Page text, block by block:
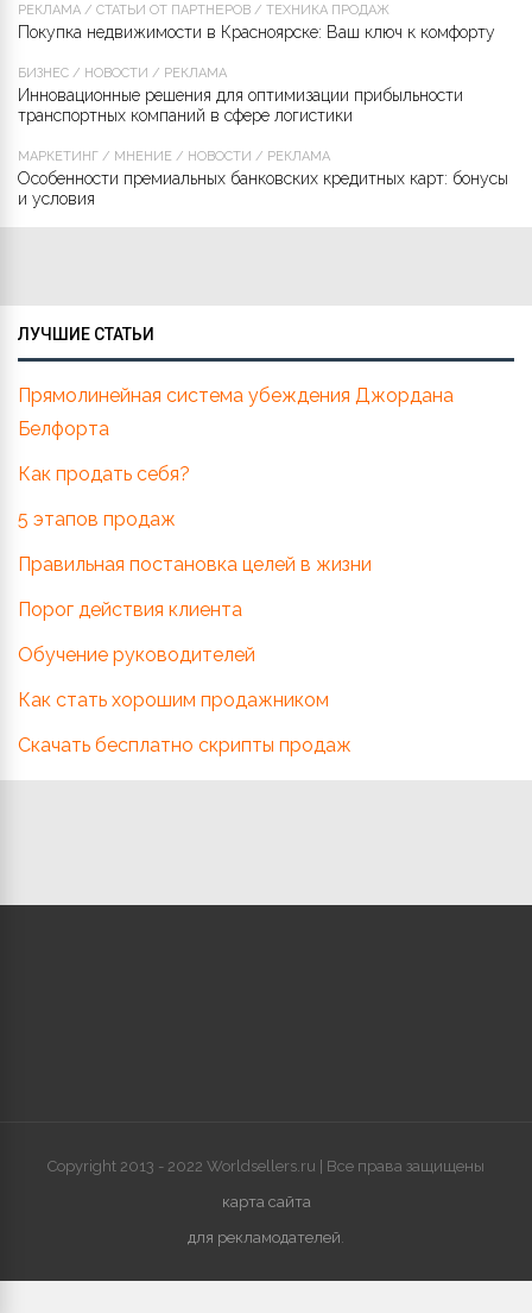
РЕКЛАМА / СТАТЬИ ОТ ПАРТНЁРОВ / ТЕХНИКА ПРОДАЖ
Покупка недвижимости в Красноярске: Ваш ключ к комфорту
БИЗНЕС / НОВОСТИ / РЕКЛАМА
Инновационные решения для оптимизации прибыльности
транспортных компаний в сфере логистики
МАРКЕТИНГ / МНЕНИЕ / НОВОСТИ / РЕКЛАМА
Особенности премиальных банковских кредитных карт: бонусы
и условия
ЛУЧШИЕ СТАТЬИ
Прямолинейная система убеждения Джордана
Белфорта
Как продать себя?
5 этапов продаж
Правильная постановка целей в жизни
Порог действия клиента
Обучение руководителей
Как стать хорошим продажником
Скачать бесплатно скрипты продаж
Copyright 2013 - 2022 Worldsellers.ru | Все права защищены
карта сайта
для рекламодателей